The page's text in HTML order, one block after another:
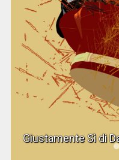
Giustamente Sì di